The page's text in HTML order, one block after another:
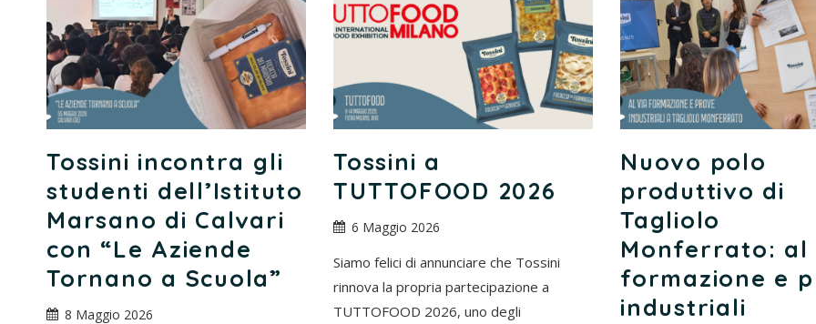
Tossini incontra gli
studenti dell’Istituto
Marsano di Calvari
con “Le Aziende
Tornano a Scuola”
8 Maggio 2026
Tossini a
TUTTOFOOD 2026
6 Maggio 2026
Siamo felici di annunciare che Tossini
rinnova la propria partecipazione a
TUTTOFOOD 2026, uno degli
Nuovo polo
produttivo di
Tagliolo
Monferrato: al
formazione e
industriali